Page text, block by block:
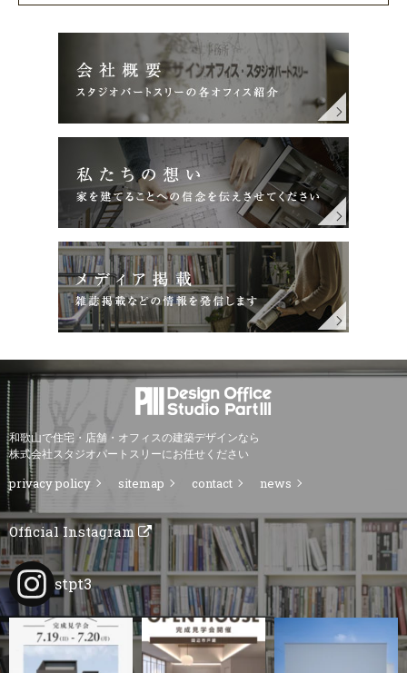
和歌山で住宅・店舗・オフィスの建築デザインなら
株式会社スタジオパートスリーにお任せください
privacy policy sitemap contact news
Official Instagram
stpt3